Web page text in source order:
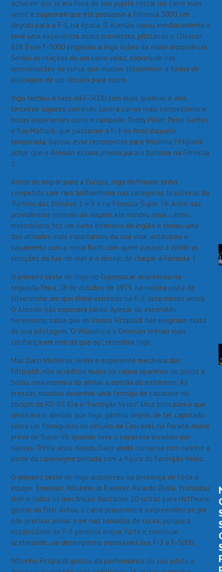
acharam que já era hora de seu pupilo testar um carro mais
veloz e sugeriram que ele passasse à Fórmula 5000, um
degrau para a F-1, na época. O Alemão topou imediatamente e
teve uma experiência muito proveitosa, pilotando o Chevron
B28. Esse F-5000 propiciou a Ingo lições da maior importância.
Sentiu as reações de um carro veloz, sobretudo nas
aproximações de curva, que mudam totalmente a forma de
pilotagem de um circuito para outro.
Ingo fechou a fase da F-5000 com duas quebras e dois
terceiros lugares, correndo contra carros mais competitivos e
botas experientes como o campeão Teddy Pillet, Peter Gethin
e Ray Mallock, que passaram à F-1 no final daquela
temporada. Bastou esse retrospecto para Wilsinho Fittipaldi
achar que o Alemão estava pronto para o batismo na Fórmula
1.
Antes de migrar para a Europa, Ingo Hoffmann tinha
competido com raro brilhantismo nas categorias brasileiras de
Turismo das Divisões 1 e 3 e na Fórmula Super Vê. Além das
providências normais da viagem, ele vendeu seus carros,
motocicleta, fez um curso intensivo de inglês e tomou uma
das atitudes mais importantes da sua vida: antecipou o
casamento com a noiva Ruth, com quem passou a dividir as
emoções da lua-de-mel e o desejo de chegar à Fórmula 1.
O primeiro teste de Ingo no Copersucar aconteceu na
segunda-feira, 28 de outubro de 1975, na mesma pista de
Silverstone, em que tinha estreado na F-3, sete meses antes.
O Alemão não esperava tanto. Apesar do escondido
nervosismo, sabia que os irmãos Fittipaldi não exigiriam muito
de sua pilotagem. “O Wilsinho e o Emerson tinham mais
confiança em mim do que eu”, relembra Ingo.
Mas Darci Medeiros, velho e experiente mecânico dos
Fittipaldi, não acreditou muito na calma aparente do piloto e
bolou uma maneira de aliviar a tensão do estreante. Às
pressas, mandou desenhar uma formiga de capacete no
cockpit do FD-03. Era o “Formigão Veloz”. Uma brincadeira que
lembrava o apelido que Ingo ganhou depois de ter capotado
sobre um formigueiro no circuito de Cascavel, no Paraná, numa
prova de Super Vê, quando teve o capacete invadido por
saúvas. Trinta anos depois, Darci ainda conserva com carinho a
parte da carenagem pintada com a figura do Formigão Veloz.
O primeiro teste de Ingo aconteceu na presença de toda a
equipe: Emerson, Wilsinho, Jo Ramirez, Ricardo Divila, Yoshiatsu
Itoh e todos os mecânicos. Bastaram 20 voltas para Hoffmann
gostar do Fitti. Achou o carro prazeroso e surpreendeu-se por
não precisar aliviar o pé nas tomadas de curva, porque a
estabilidade do F-1 permitia entrar forte e continuar
acelerando, um desempenho impossível nos F-3 e F-5000.
Wilsinho Fittipaldi gostou da performance do seu piloto e